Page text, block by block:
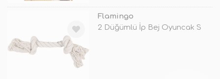
Flamingo
2 Düğümlü İp Bej Oyuncak S